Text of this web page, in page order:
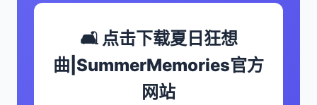
🛋️ 点击下载夏日狂想
曲|SummerMemories官方
网站